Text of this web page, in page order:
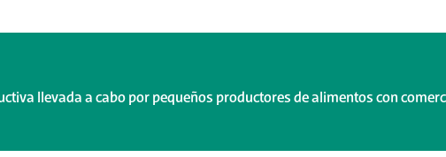
llevada a cabo por pequeños productores de alimentos con